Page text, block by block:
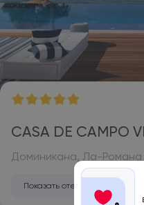
CASA DE CAMPO
Доминикана, Ла-Романа
Показать отель на карте